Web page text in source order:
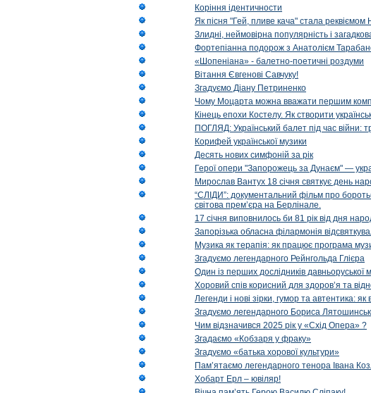
Коріння ідентичности
Як пісня "Гей, пливе кача" стала реквіємом
Злидні, неймовірна популярність і
Фортепіанна подорож з Анатолієм
«Шопеніана» - балетно-поетичні роздуми
Вітання Євгенові Савчуку!
Згадуємо Діану Петриненко
Чому Моцарта можна вважати першим
Кінець епохи Костелу. Як створити
ПОГЛЯД: Український балет під час війни:
Корифей української музики
Десять нових симфоній за рік
Герої опери "Запорожець за Дунаєм" —
Мирослав Вантух 18 січня святкує день
“СЛІДИ”: документальний фільм про
світова прем’єра на Берлінале.
17 січня виповнилось би 81 рік від дня
Запорізька обласна філармонія
Музика як терапія: як працює програма
Згадуємо легендарного Рейнгольда Глієра
Один із перших дослідників давньоруської
Хоровий спів корисний для здоров’я та
Легенди і нові зірки, гумор та автентика:
Згадуємо легендарного Бориса
Чим відзначився 2025 рік у «Схід Опера» ?
Згадаємо «Кобзаря у фраку»
Згадуємо «батька хорової культури»
Пам’ятаємо легендарного тенора Івана
Хобарт Ерл – ювіляр!